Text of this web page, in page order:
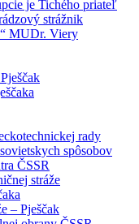
je Tichého priateľ
strážnik
MUDr. Viery
rady
spôsobov
ČSSR
stráže
– Pješčak